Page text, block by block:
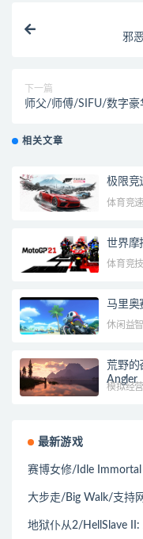
邪
下一篇
师父/师傅/SIFU/数字
相关文章
极限竞
体育竞速
世界摩
体育竞技
马里奥
休闲益智
荒野的
Angler
模拟经营
最新游戏
赛博女修/Idle Immortal
大步走/Big Walk/支持
地狱仆从2/HellSlave